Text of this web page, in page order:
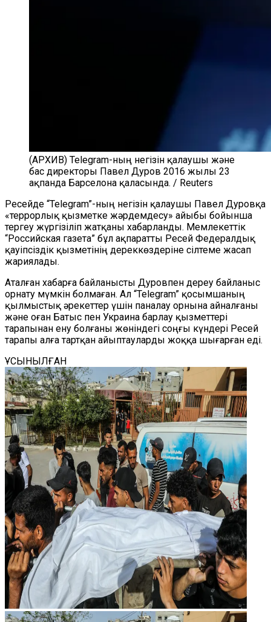
(АРХИВ) Telegram-ның негізін қалаушы және
бас директоры Павел Дуров 2016 жылы 23
ақпанда Барселона қаласында. / Reuters
Ресейде “Telegram”-ның негізін қалаушы Павел Дуровқа
«террорлық қызметке жәрдемдесу» айыбы бойынша
тергеу жүргізіліп жатқаны хабарланды. Мемлекеттік
“Российская газета” бұл ақпаратты Ресей Федералдық
қауіпсіздік қызметінің дереккөздеріне сілтеме жасап
жариялады.
Аталған хабарға байланысты Дуровпен дереу байланыс
орнату мүмкін болмаған. Ал “Telegram” қосымшаның
қылмыстық әрекеттер үшін паналау орнына айналғаны
және оған Батыс пен Украина барлау қызметтері
тарапынан ену болғаны жөніндегі соңғы күндері Ресей
тарапы алға тартқан айыптауларды жоққа шығарған еді.
ҰСЫНЫЛҒАН